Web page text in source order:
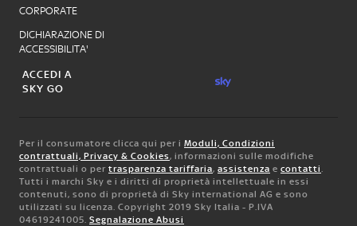
CORPORATE
DICHIARAZIONE DI
ACCESSIBILITA'
ACCEDI A
SKY GO
Per il consumatore clicca qui per i Moduli, Condizioni
contrattuali, Privacy & Cookies, informazioni sulle modifiche
contrattuali o per trasparenza tariffaria, assistenza e contatti.
Tutti i marchi Sky e i diritti di proprietà intellettuale in essi
contenuti, sono di proprietà di Sky international AG e sono
utilizzati su licenza. Copyright 2019 Sky Italia - P.IVA
04619241005. Segnalazione Abusi